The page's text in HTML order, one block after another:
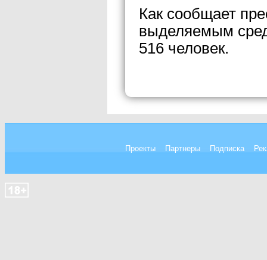
Как сообщает
выделяемым
516 человек.
Проекты Партнеры Подписка